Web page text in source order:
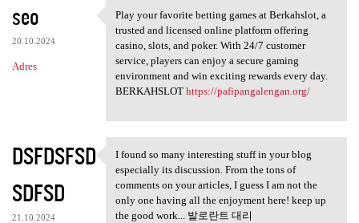
seo
20.10.2024
Adres
Play your favorite betting
Play your favorite betting games at Berkahslot, a
trusted and licensed online platform offering
casino, slots, and poker. With 24/7 customer
service, players can enjoy a secure gaming
environment and win exciting rewards every day.
BERKAHSLOT https://pafipangalengan.org/
DSFDSFSD
SDFSD
21.10.2024
I found so many interesting
I found so many interesting stuff in your blog
especially its discussion. From the tons of
comments on your articles, I guess I am not the
only one having all the enjoyment here! keep up
the good work... 발로란트 대리